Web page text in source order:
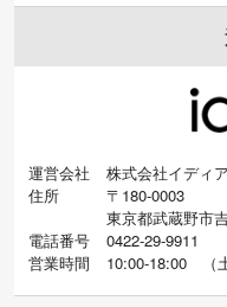
運営会社
株式会社イディ
住所
〒180-0003
東京都武蔵野市
電話番号
0422-29-9911
営業時間
10:00-18:00 （